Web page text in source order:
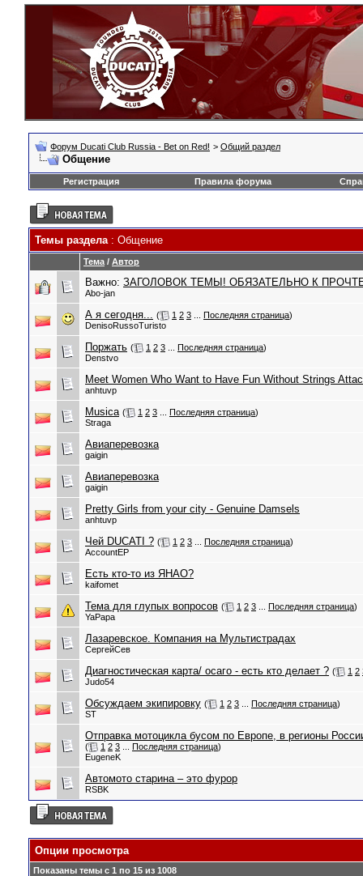
Форум Ducati Club Russia - Bet on Red! > Общий раздел
Общение
Регистрация Правила форума
Темы раздела: Общение
Тема / Автор
Важно: ЗАГОЛОВОК ТЕМЫ! ОБЯЗАТЕЛЬНО К
Abo-jan
А я сегодня... ( 1 2 3 Последняя страница)
DenisoRussoTuristo
Поржать ( 1 2 3 Последняя страница)
Denstvo
Meet Women Who Want to Have Fun Without Strings
anhtuvp
Musica ( 1 2 3 Последняя страница)
Straga
Авиаперевозка
gaigin
Авиаперевозка
gaigin
Pretty Girls from your city - Genuine Damsels
anhtuvp
Чей DUCATI ? ( 1 2 3 Последняя страница)
AccountEP
Есть кто-то из ЯНАО?
kaifomet
Тема для глупых вопросов ( 1 2 3 Последняя страница)
YaPapa
Лазаревское. Компания на Мультистрадах
СергейСев
Диагностическая карта/ осаго - есть кто делает ? ( 1 2
Judo54
Обсуждаем экипировку ( 1 2 3 Последняя страница)
ST
Отправка мотоцикла бусом по Европе, в регионы
( 1 2 3 Последняя страница)
EugeneK
Автомото старина – это фурор
RSBK
Опции просмотра
Показаны темы с 1 по 15 из 1008